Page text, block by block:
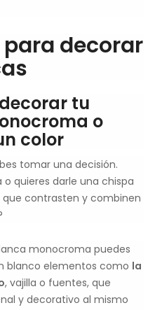
decorar
tu
o
color
tomar una decisión.
quieres darle una chispa
contrasten y combinen
monocroma puedes
blanco elementos como la
, vajilla o fuentes, que
y decorativo al mismo